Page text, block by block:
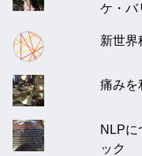
ケ・バ
新世界
痛みを
NLPに
ック